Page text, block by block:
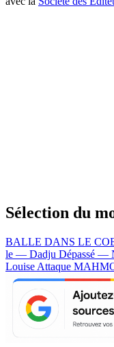
Sélection du
BALLE DANS LE
le — Dadju Dépassé —
Louise Attaque